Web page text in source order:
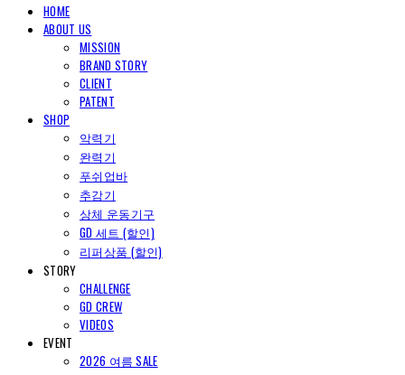
HOME
ABOUT US
MISSION
BRAND STORY
CLIENT
PATENT
SHOP
악력기
완력기
푸쉬업바
추감기
상체 운동기구
GD 세트 (할인)
리퍼상품 (할인)
STORY
CHALLENGE
GD CREW
VIDEOS
EVENT
2026 여름 SALE